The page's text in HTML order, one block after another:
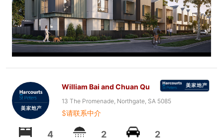
William Bai and Chuan Qu
13 The Promenade, Northgate, SA 5085
$请联系中介
4 2 2